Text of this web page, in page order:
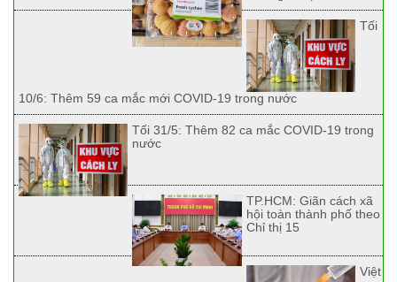
Tối
10/6: Thêm 59 ca mắc mới COVID-19 trong nước
Tối 31/5: Thêm 82 ca mắc COVID-19 trong
nước
TP.HCM: Giãn cách xã
hội toàn thành phố theo
Chỉ thị 15
Việt